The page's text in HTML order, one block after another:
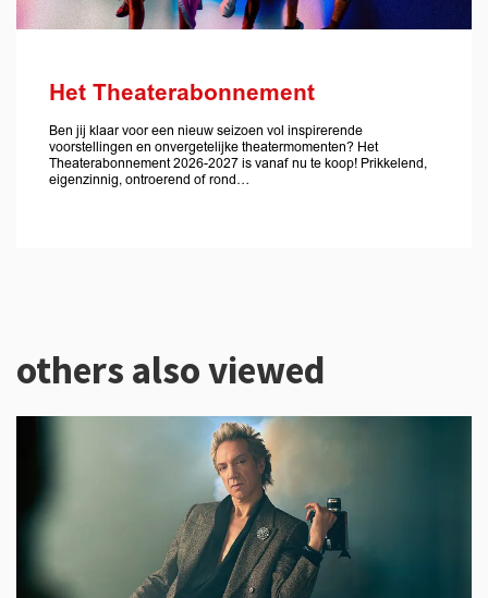
Het Theaterabonnement
Ben jij klaar voor een nieuw seizoen vol inspirerende
voorstellingen en onvergetelijke theatermomenten? Het
Theaterabonnement 2026-2027 is vanaf nu te koop! Prikkelend,
eigenzinnig, ontroerend of rond…
others also viewed